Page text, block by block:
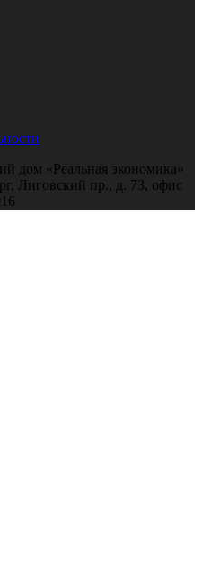
дом «Реальная экономика»
Лиговский пр., д. 73, офис